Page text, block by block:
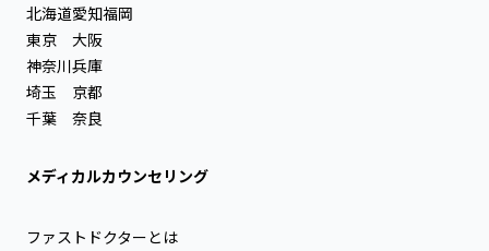
北海道
東京
神奈川
埼玉
千葉
愛知
大阪
兵庫
京都
奈良
福岡
メディカルカウンセリング
ファストドクターとは